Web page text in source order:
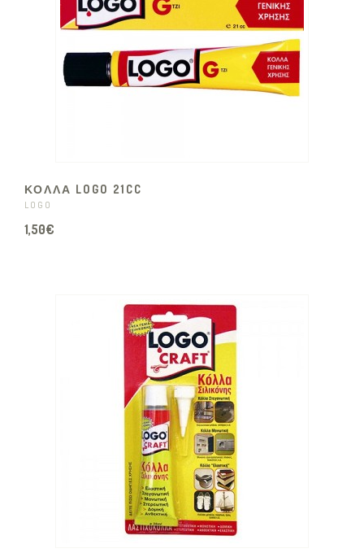
ΚΟΛΛΑ LOGO 21CC
LOGO
1,50€